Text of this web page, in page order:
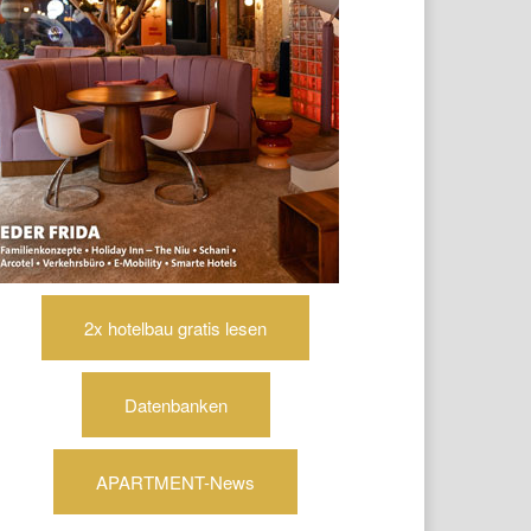
2x hotelbau gratis lesen
Datenbanken
APARTMENT-News